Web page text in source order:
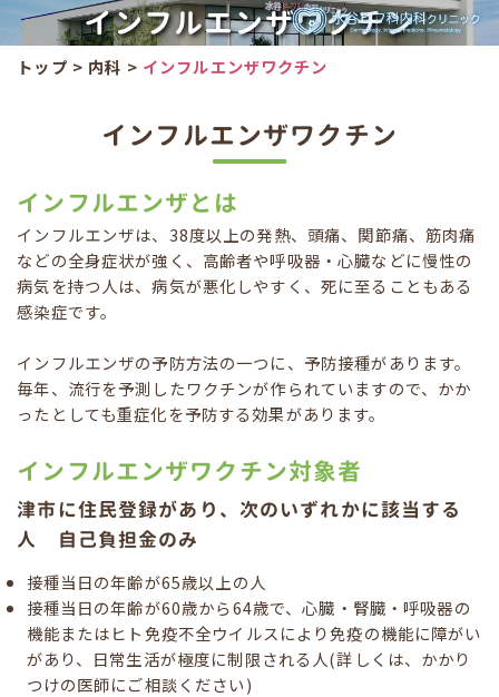
インフルエンザワクチン
トップ > 内科 > インフルエンザワクチン
インフルエンザワクチン
インフルエンザとは
インフルエンザは、38度以上の発熱、頭痛、関節痛、筋肉痛
などの全身症状が強く、高齢者や呼吸器・心臓などに慢性の
病気を持つ人は、病気が悪化しやすく、死に至ることもある
感染症です。
インフルエンザの予防方法の一つに、予防接種があります。
毎年、流行を予測したワクチンが作られていますので、かか
ったとしても重症化を予防する効果があります。
インフルエンザワクチン対象者
津市に住民登録があり、次のいずれかに該当する
人 自己負担金のみ
接種当日の年齢が65歳以上の人
接種当日の年齢が60歳から64歳で、心臓・腎臓・呼吸器の
機能またはヒト免疫不全ウイルスにより免疫の機能に障がい
があり、日常生活が極度に制限される人(詳しくは、かかり
つけの医師にご相談ください)